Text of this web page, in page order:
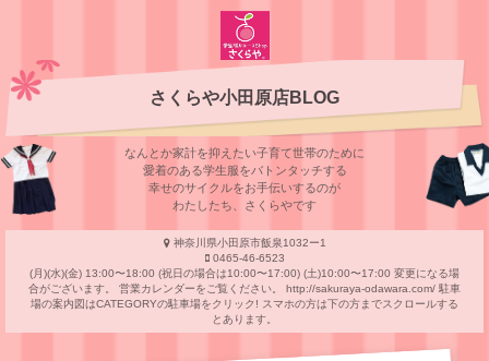
さくらや小田原店BLOG
なんとか家計を抑えたい子育て世帯のために
愛着のある学⽣服をバトンタッチする
幸せのサイクルをお⼿伝いするのが
わたしたち、さくらやです
神奈川県小田原市飯泉1032ー1
0465-46-6523
(月)(水)(金) 13:00〜18:00 (祝日の場合は10:00〜17:00) (土)10:00〜17:00 変更になる場
合がございます。 営業カレンダーをご覧ください。 http://sakuraya-odawara.com/ 駐車
場の案内図はCATEGORYの駐車場をクリック! スマホの方は下の方までスクロールする
とあります。